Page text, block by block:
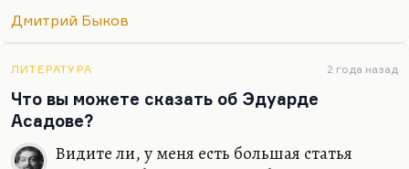
безусловно. Сужу я об этом прежде всего по
студентов, славистов. Так что нет, я не думал
бросить то, что я там прожил и то, что я там
видел и сделал. Иной вопрос, что писать по-
английски я, конечно, буду. От этого никуда не
денешься. Писание на английском делает речь
Дмитрий Быков
ЛИТЕРАТУРА 2 года назад
Что вы можете сказать об Эдуарде
Асадове?
Видите ли, у меня есть большая статья